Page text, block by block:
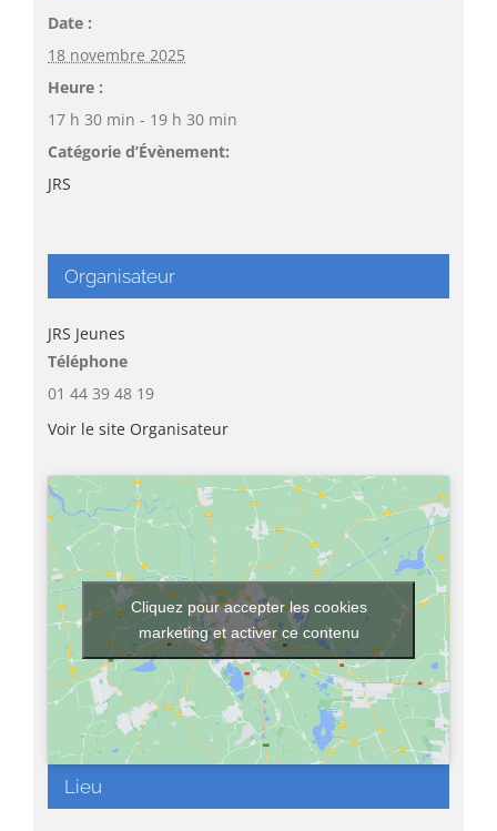
Date :
18 novembre 2025
Heure :
17 h 30 min - 19 h 30 min
Catégorie d’Évènement:
JRS
Organisateur
JRS Jeunes
Téléphone
01 44 39 48 19
Voir le site Organisateur
Lieu
Cliquez pour accepter les cookies
marketing et activer ce contenu